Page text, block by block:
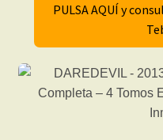
PULSA AQUÍ y